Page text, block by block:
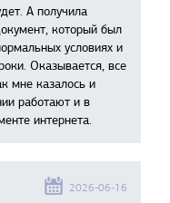
А получила
который был
условиях и
Оказывается, все
мне казалось и
работают и в
интернета.
2026-06-16